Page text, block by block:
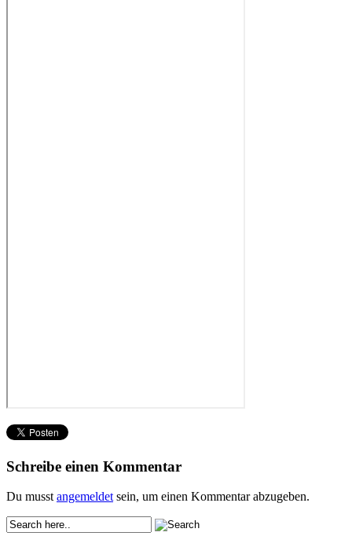
Schreibe einen Kommentar
Du musst angemeldet sein, um einen Kommentar abzugeben.